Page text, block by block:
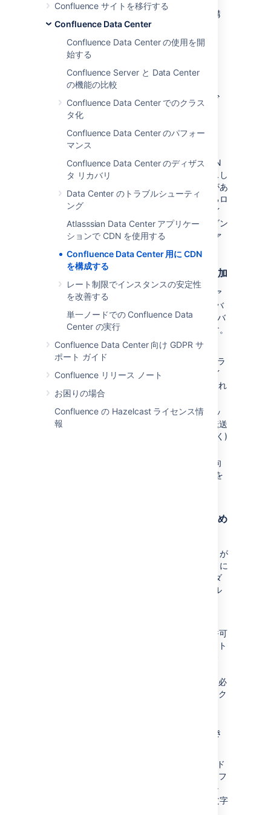
Confluence サイトを移行する
Confluence Data Center
Confluence Data Center の使用を開
始する
Confluence Server と Data Center
の機能の比較
Confluence Data Center でのクラス
タ化
Confluence Data Center のパフォー
マンス
Confluence Data Center のディザス
タ リカバリ
Data Center のトラブルシューティ
ング
Atlasssian Data Center アプリケー
ションで CDN を使用する
Confluence Data Center 用に CDN
を構成する
レート制限でインスタンスの安定性
を改善する
単一ノードでの Confluence Data
Center の実行
Confluence Data Center 向け GDPR サ
ポート ガイド
Confluence リリース ノート
お困りの場合
Confluence の Hazelcast ライセンス情
報
インターネット向けロード バランサを構
成します (オプション)。
CDN を構成します。
Confluence で CDN 機能を有効化しま
す。
インターネット向けロード
バランサの構成 (オプショ
ご利用のサイトが公開されていない場合、CDN
が到達できるが、静的アセットにのみアクセスし
てそれらをキャッシュできるようにする必要があ
ります。これを実施する方法は、使用しているロ
ード バランサと Web アプリケーション ファイ
アウォールによって異なります。詳細なガイダン
スについては、ご利用のロード バランサとファ
い。
インターネット向けロード バランサの追加
インターネット向けロード バランサをセットア
ップに追加します。これはプライマリ ロード バ
ランサに追加されます。CDN は、このロード バ
ランサとやり取りする唯一のエンティティです。
次の内容を推奨します。
HTTPS を有効にします。このロード バラ
ンサからのトラフィックはパブリック イ
ンターネット経由で送信され、暗号化され
る必要があります。
HTTP/1.1 を有効にします。現在、キャッ
シング プロキシと CDN は送信元への転送
時に HTTP/2 を正常に (あるいはまったく)
AWS デプロイの場合、インターネット向
けのアプリケーション ロード バランサを
インターネット向けロード バランサのため
プライマリ ロード バランサとは異なり、CDN が
キャッシュ可能なデータのみを取得できるように
インターネット向けロード バランサをロックダ
ウンする必要があります。ファイアウォール ル
構成は"/s/"で始まるパスの要求のみを許可
します。アプリケーションがコンテキスト
yoursite.com/jira)、これをパスに含める必
要があります。他の要求はすべてブロック
HEAD、OPTIONS に制限することもでき
AWS デプロイの場合、アプリケーション ロード
バランサに接続された Web アプリケーション フ
ァイアウォールで Web アクセス コントロール
リスト (Web ACL) を構成します。"URI" に "文字